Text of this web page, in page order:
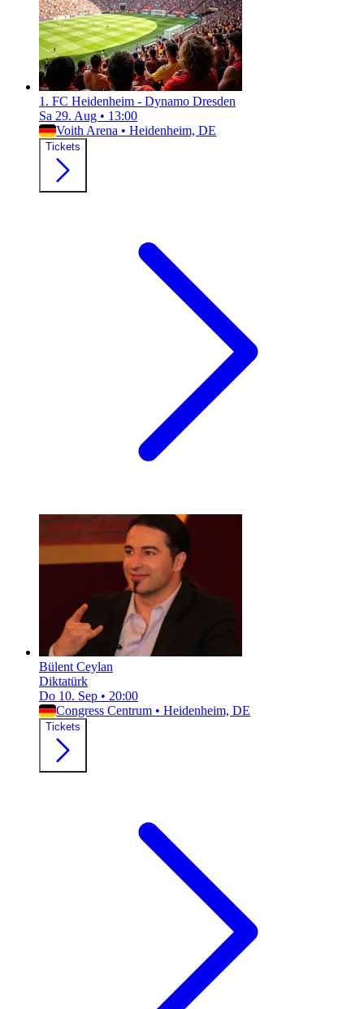
1. FC Heidenheim - Dynamo Dresden
Sa 29. Aug • 13:00
Voith Arena • Heidenheim, DE
Tickets
Bülent Ceylan
Diktatürk
Do 10. Sep • 20:00
Congress Centrum • Heidenheim, DE
Tickets